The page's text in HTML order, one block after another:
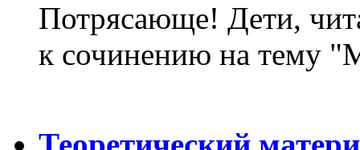
Потрясающе! Дети,
к сочинению на тему